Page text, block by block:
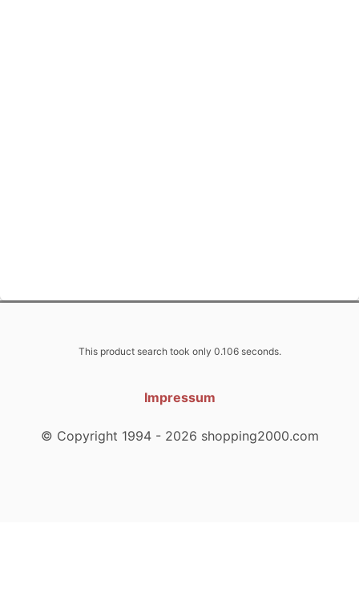
This product search took only 0.106 seconds.
Impressum
© Copyright 1994 - 2026 shopping2000.com